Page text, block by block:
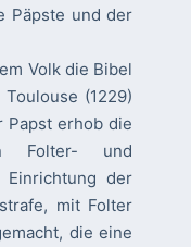
Päpste und der
Volk die Bibel
(1229)
Papst erhob die
Folter- und
der
mit Folter
die eine